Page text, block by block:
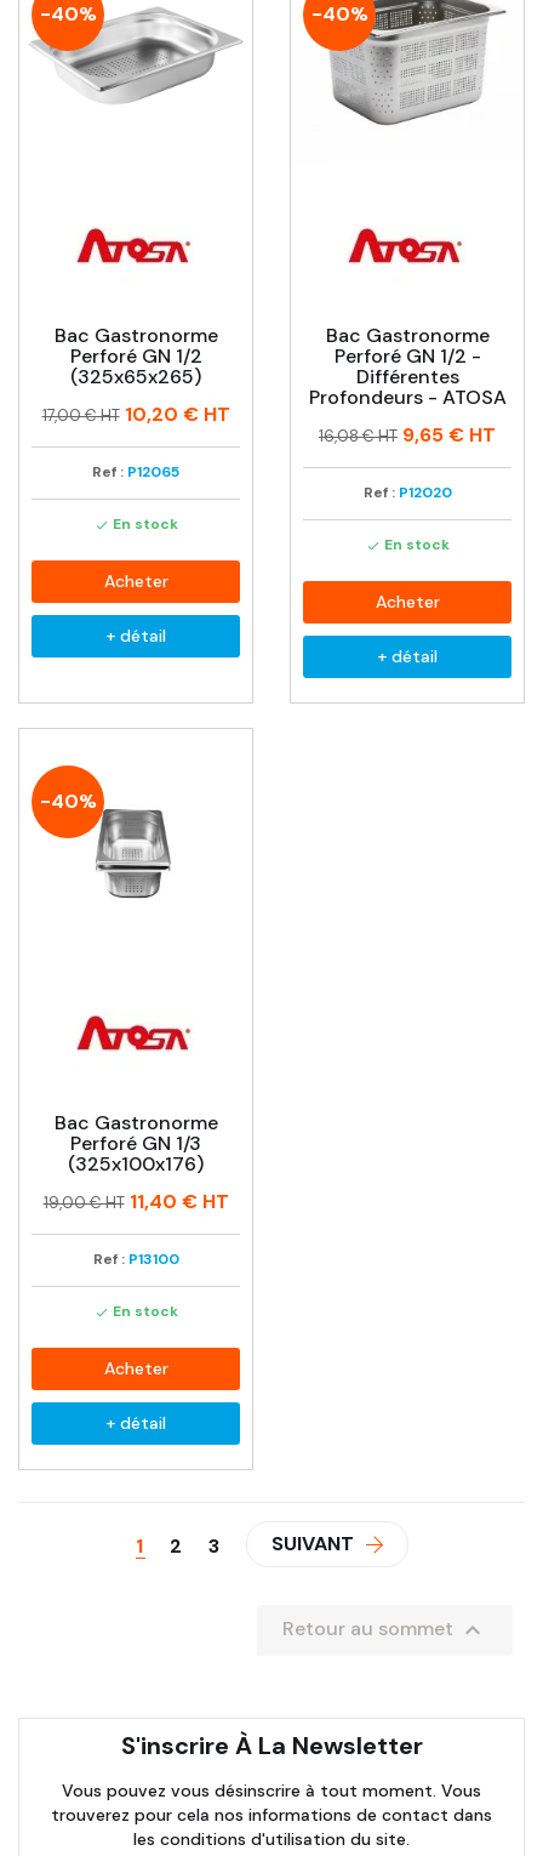
-40%
Bac Gastronorme
Perforé GN 1/2
(325x65x265)
Prix
Prix
17,00 € HT 10,20 €HT
Ref : P12065
 En stock
Acheter
+ détail
-40%
Bac Gastronorme
Perforé GN 1/2 -
Différentes
Profondeurs - ATOSA
Prix
Prix
16,08 € HT 9,65 € HT
Ref : P12020
 En stock
Acheter
+ détail
-40%
Bac Gastronorme
Perforé GN 1/3
(325x100x176)
Prix
Prix
19,00 € HT 11,40 €HT
Ref : P13100
 En stock
Acheter
+ détail
1 2 3 SUIVANT
Retour au sommet 
S'inscrire À La Newsletter
Vous pouvez vous désinscrire à tout moment. Vous
trouverez pour cela nos informations de contact dans
les conditions d'utilisation du site.